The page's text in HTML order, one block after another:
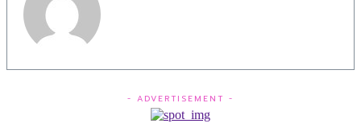
- ADVERTISEMENT -